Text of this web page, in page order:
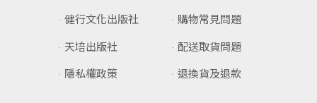
健行文化出版社
天培出版社
隱私權政策
購物常見問題
配送取貨問題
退換貨及退款